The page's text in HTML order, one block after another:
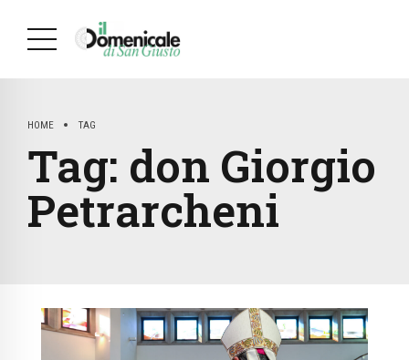
HOME TAG
Tag: don Giorgio
Petrarcheni